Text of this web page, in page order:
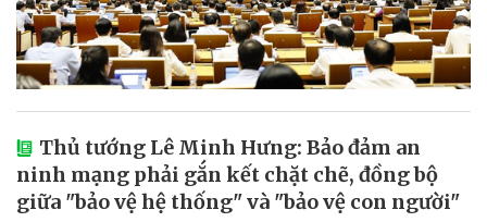
Thủ tướng Lê Minh Hưng: Bảo đảm an
ninh mạng phải gắn kết chặt chẽ, đồng bộ
giữa "bảo vệ hệ thống" và "bảo vệ con người"